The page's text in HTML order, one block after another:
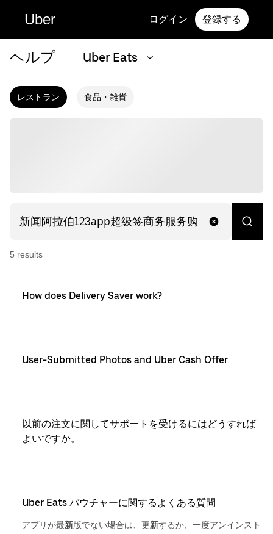
Uber ログイン 登録する
ヘルプ Uber Eats
レストラン 食品・雑貨
5 results
How does Delivery Saver work?
User-Submitted Photos and Uber Cash Offer
以前の注文に関してサポートを受けるにはどうすれば
よいですか。
Uber Eats バウチャーに関するよくある質問
アプリが最新版でない場合は、更新するか、一度アンインスト